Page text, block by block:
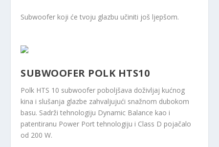
Subwoofer koji će tvoju glazbu učiniti još ljepšom.
SUBWOOFER POLK HTS10
Polk HTS 10 subwoofer poboljšava doživljaj kućnog
kina i slušanja glazbe zahvaljujući snažnom dubokom
basu. Sadrži tehnologiju Dynamic Balance kao i
patentiranu Power Port tehnologiju i Class D pojačalo
od 200 W.